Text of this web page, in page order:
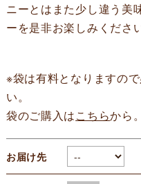
ニーとはまた少し違う美
ーを是非お楽しみください
※袋は有料となりますの
い。
袋のご購入はこちらから。
お届け先